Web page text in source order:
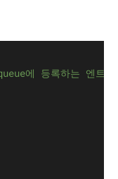
에 등록하는 엔트리